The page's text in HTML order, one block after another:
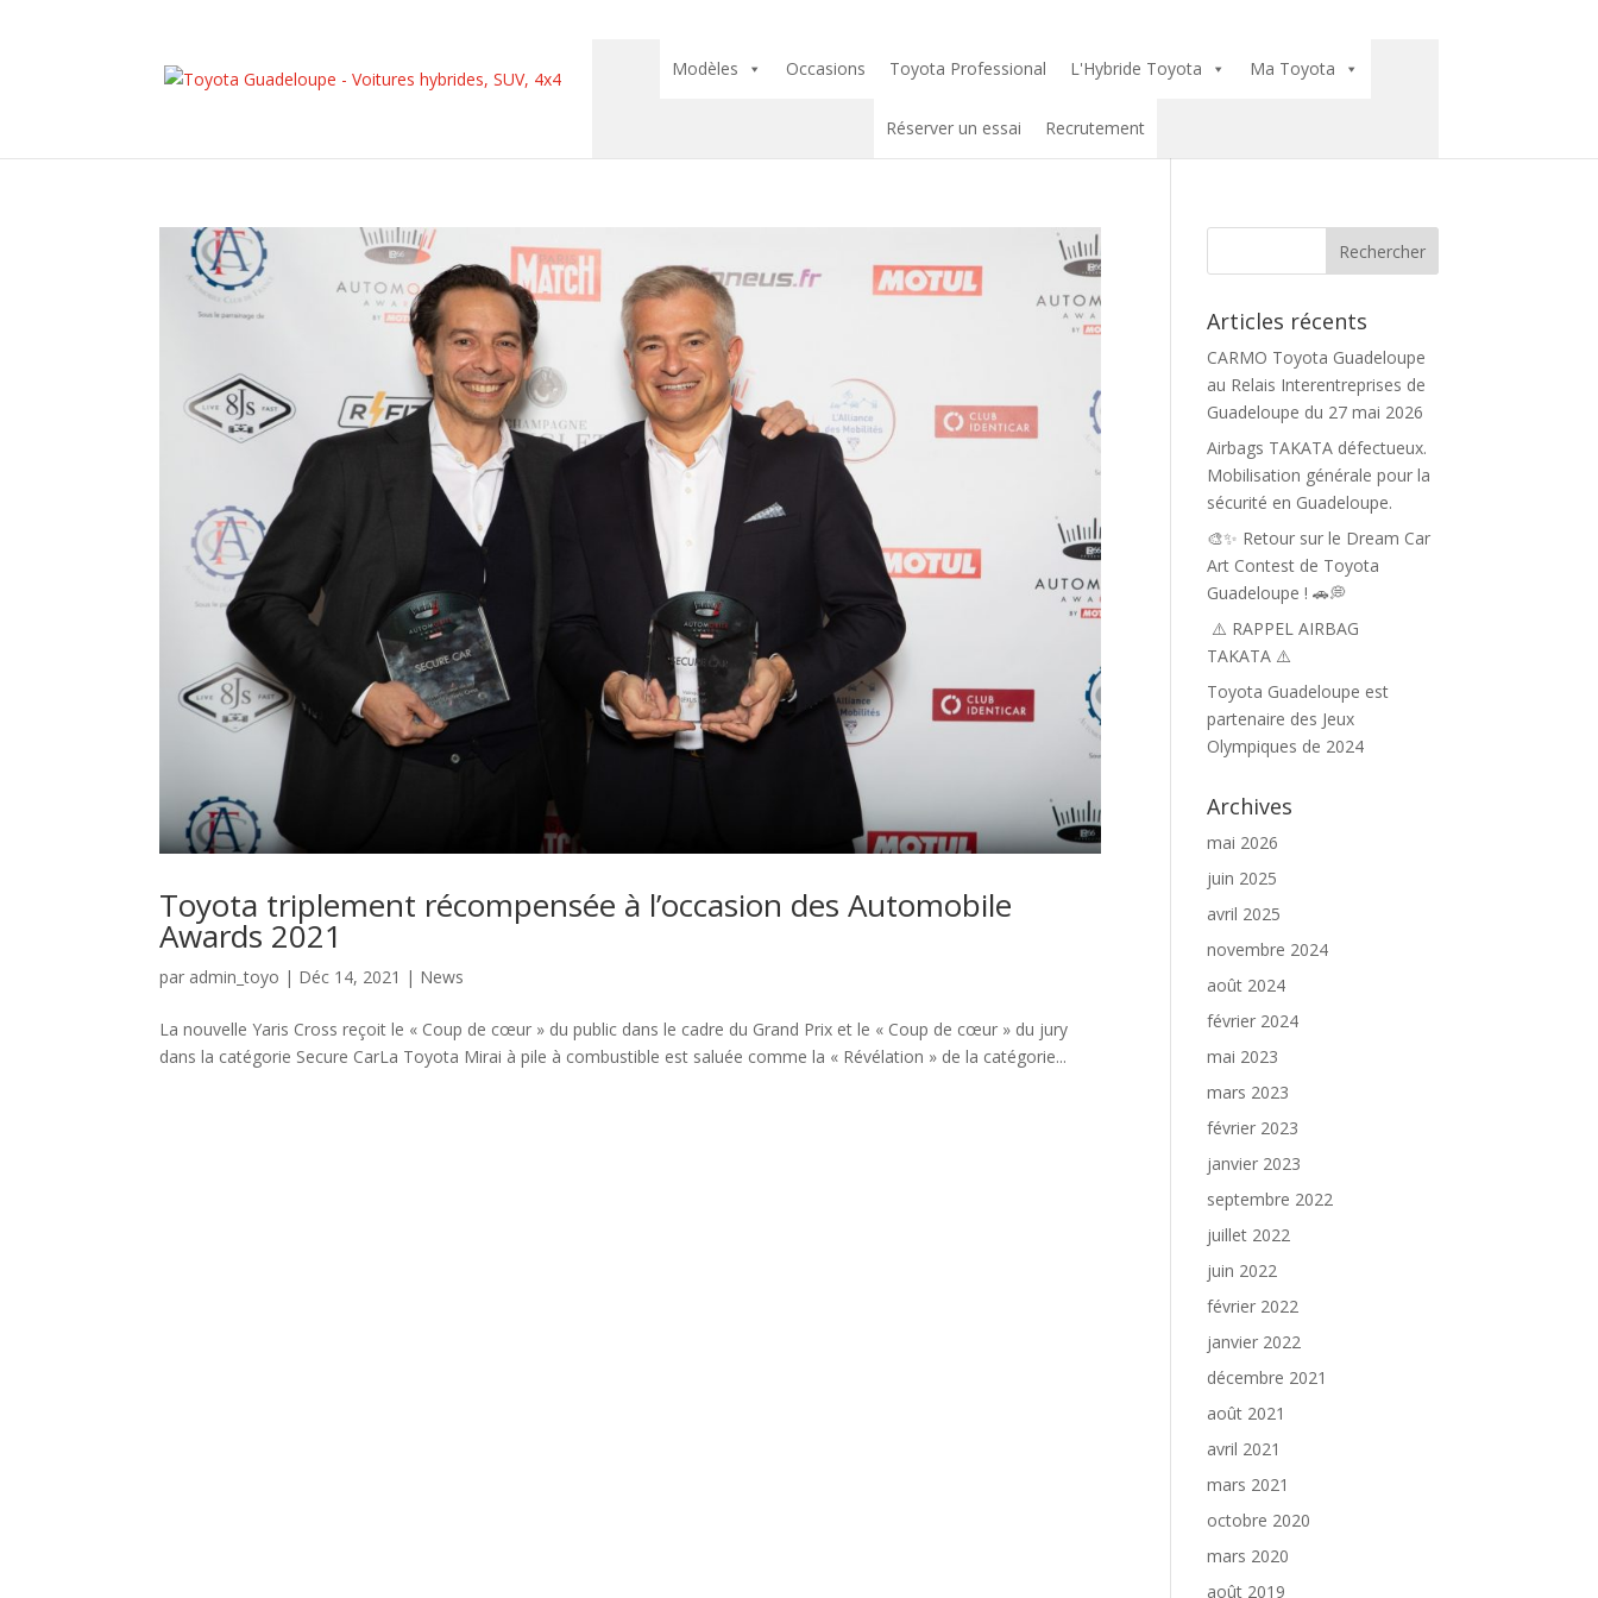
Modèles Occasions Toyota Professional L'Hybride Toyota Ma Toyota
Réserver un essai Recrutement
Toyota triplement récompensée à l’occasion des Automobile
Awards 2021
par admin_toyo | Déc 14, 2021 | News
La nouvelle Yaris Cross reçoit le « Coup de cœur » du public dans le cadre du Grand Prix et le « Coup de cœur » du jury
dans la catégorie Secure CarLa Toyota Mirai à pile à combustible est saluée comme la « Révélation » de la catégorie...
Articles récents
CARMO Toyota Guadeloupe
au Relais Interentreprises de
Guadeloupe du 27 mai 2026
Airbags TAKATA défectueux.
Mobilisation générale pour la
sécurité en Guadeloupe.
🎨✨ Retour sur le Dream Car
Art Contest de Toyota
Guadeloupe ! 🚗💭
⚠️ RAPPEL AIRBAG
TAKATA ⚠️
Toyota Guadeloupe est
partenaire des Jeux
Olympiques de 2024
Archives
mai 2026
juin 2025
avril 2025
novembre 2024
août 2024
février 2024
mai 2023
mars 2023
février 2023
janvier 2023
septembre 2022
juillet 2022
juin 2022
février 2022
janvier 2022
décembre 2021
août 2021
avril 2021
mars 2021
octobre 2020
mars 2020
août 2019